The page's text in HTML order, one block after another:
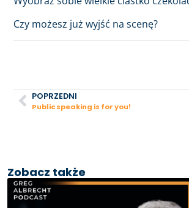
Czy możesz już wyjść na scenę?
POPRZEDNI
Public speaking is for you!
Zobacz także